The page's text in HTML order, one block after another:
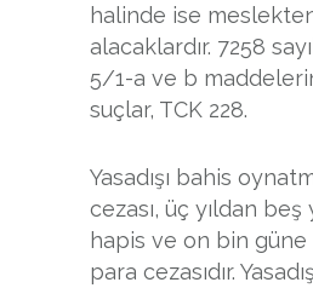
halinde ise
alacaklardır. 7258
5/1-a ve b
suçlar, TCK 228.
Yasadışı bahis
cezası, üç yıldan beş
hapis ve on bin güne
para cezasıdır.